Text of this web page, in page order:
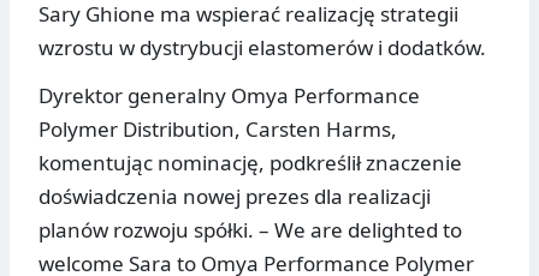
Sary Ghione ma wspierać realizację strategii
wzrostu w dystrybucji elastomerów i dodatków.
Dyrektor generalny Omya Performance
Polymer Distribution, Carsten Harms,
komentując nominację, podkreślił znaczenie
doświadczenia nowej prezes dla realizacji
planów rozwoju spółki. – We are delighted to
welcome Sara to Omya Performance Polymer